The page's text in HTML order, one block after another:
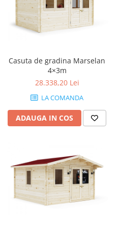
Odorizante Camera
Odorizante Speciale
PACHETE PROMO
Solutii de indepartarea cimentului
(decapanti)
Articole de bucatarie si catering
Folii si ambalaje
Pahare de unica folosinta
Vesela de unica folosinta
Dispensere folie
Dispensere hartie
Dispensere sapun
HARTIE
Prosoape pliate
Role medicale
Role prosop
Manusi
Casuta de gradina Marselan
4×3m
28.338,20 Lei
LA COMANDA
ADAUGA IN COS